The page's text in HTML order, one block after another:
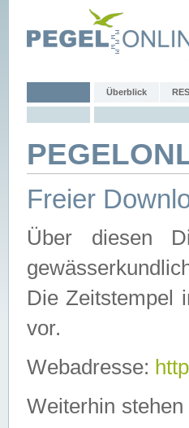
Überblick
Freier
Über diesen
Die Zeitstempel
vor.
Webadresse:
Weiterhin